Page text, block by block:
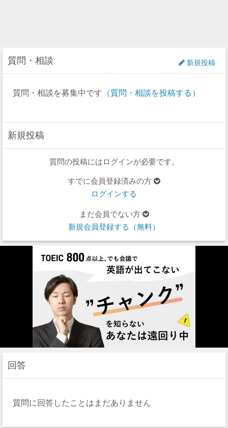
質問・相談 新規投稿
質問・相談を募集中です （質問・相談を投稿する）
新規投稿
質問の投稿にはログインが必要です。
すでに会員登録済みの方
ログインする
まだ会員でない方
新規会員登録する（無料）
回答
質問に回答したことはまだありません